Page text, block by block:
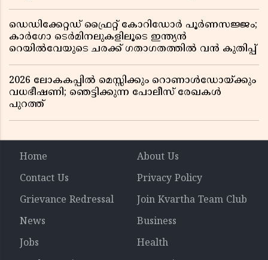
ഡെഡിക്കേറ്റഡ് ഫ്രൈറ്റ് കോറിഡോർ പൂർണസജ്ജം;
കാർഗോ ടെർമിനലുകളിലൂടെ ഇന്ത്യൻ
റെയിൽവേയുടെ ചരക്ക് ഗതാഗതത്തിൽ വൻ കുതിപ്പ്
2026 ലോകകപ്പിൽ മെസ്സിക്കും റൊണാൾഡോയ്ക്കും
വധഭീഷണി; ഞെട്ടിക്കുന്ന പോലീസ് രേഖകൾ
പുറത്ത്
Home
About Us
Contact Us
Privacy Policy
Grievance Redressal
Join Kvartha Team Club
News
Business
Jobs
Health